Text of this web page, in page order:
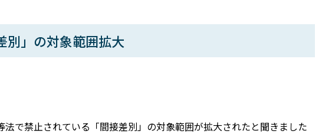
別」の対象範囲拡大
で禁止されている「間接差別」の対象範囲が拡大されたと聞きました